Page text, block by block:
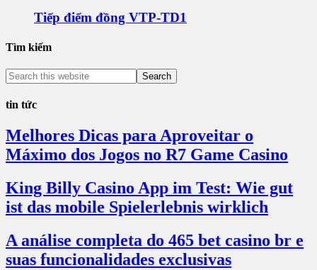
Tiếp điểm đồng VTP-TD1
Tìm kiếm
tin tức
Melhores Dicas para Aproveitar o
Máximo dos Jogos no R7 Game Casino
King Billy Casino App im Test: Wie gut
ist das mobile Spielerlebnis wirklich
A análise completa do 465 bet casino br e
suas funcionalidades exclusivas